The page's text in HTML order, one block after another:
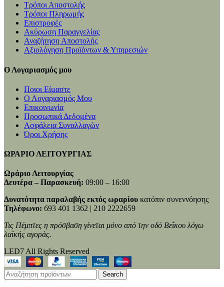
Τρόποι Αποστολής
Τρόποι Πληρωμής
Επιστροφές
Ακύρωση Παραγγελίας
Αναζήτηση Αποστολής
Αξιολόγηση Προϊόντων & Υπηρεσιών
Ο Λογαριασμός μου
Ποιοι Είμαστε
Ο Λογαριασμός Μου
Επικοινωνία
Προσωπικά Δεδομένα
Ασφάλεια Συναλλαγών
Όροι Χρήσης
ΩΡΑΡΙΟ ΛΕΙΤΟΥΡΓΙΑΣ
Ωράριο Λειτουργίας
Δευτέρα – Παρασκευή: 09:00 – 16:00
Δυνατότητα παραλαβής εκτός ωραρίου κατόπιν συνεννόησης
Τηλέφωνο: 693 401 1362 | 210 2222659
Τις Πέμπτες η πρόσβαση γίνεται μόνο από την οδό Βεΐκου λόγω
λαϊκής αγοράς.
LED7 All Rights Reserved
Search